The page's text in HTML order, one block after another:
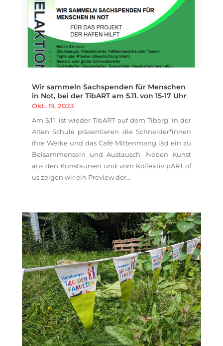
Wir sammeln Sachspenden für Menschen
in Not, bei der TibART am 5.11. von 15-17 Uhr
Okt. 19, 2023
Am 5.11. ist wieder TibART auf dem Tibarg. In der
Alten Schule präsentieren die Schneider*innen
ihre Werke und das Café Mittenmang läd ein zu
Beisammensein und Austausch. Neben Kunst
aus den Kunstkursen und vom Kollektiv pART of
us zeigen wir ein Preview der...